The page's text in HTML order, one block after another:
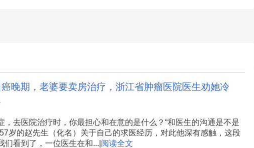
晚期，老婆要卖房治疗，浙江省肿瘤医院医生劝她冷
，去医院治疗时，你最担心和在意的是什么？“和医生的沟通是不是
岁的赵先生（化名）关于自己的求医经历，对此他深有感触，这段
们看到了，一位医生在和...| 阅读全文